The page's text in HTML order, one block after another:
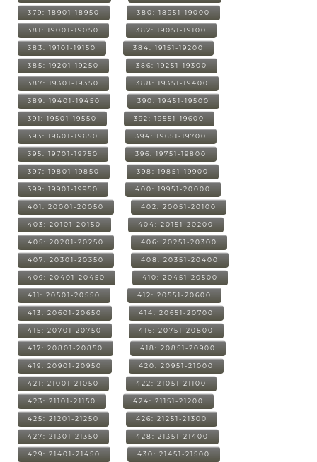
379: 18901-18950 380: 18951-19000
381: 19001-19050 382: 19051-19100
383: 19101-19150 384: 19151-19200
385: 19201-19250 386: 19251-19300
387: 19301-19350 388: 19351-19400
389: 19401-19450 390: 19451-19500
391: 19501-19550 392: 19551-19600
393: 19601-19650 394: 19651-19700
395: 19701-19750 396: 19751-19800
397: 19801-19850 398: 19851-19900
399: 19901-19950 400: 19951-20000
401: 20001-20050 402: 20051-20100
403: 20101-20150 404: 20151-20200
405: 20201-20250 406: 20251-20300
407: 20301-20350 408: 20351-20400
409: 20401-20450 410: 20451-20500
411: 20501-20550 412: 20551-20600
413: 20601-20650 414: 20651-20700
415: 20701-20750 416: 20751-20800
417: 20801-20850 418: 20851-20900
419: 20901-20950 420: 20951-21000
421: 21001-21050 422: 21051-21100
423: 21101-21150 424: 21151-21200
425: 21201-21250 426: 21251-21300
427: 21301-21350 428: 21351-21400
429: 21401-21450 430: 21451-21500